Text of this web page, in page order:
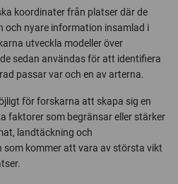
koordinater från platser där de
och nyare information insamlad i
utveckla modeller över
sedan användas för att identifiera
passar var och en av arterna.
för forskarna att skapa sig en
faktorer som begränsar eller stärker
landtäckning och
kommer att vara av största vikt